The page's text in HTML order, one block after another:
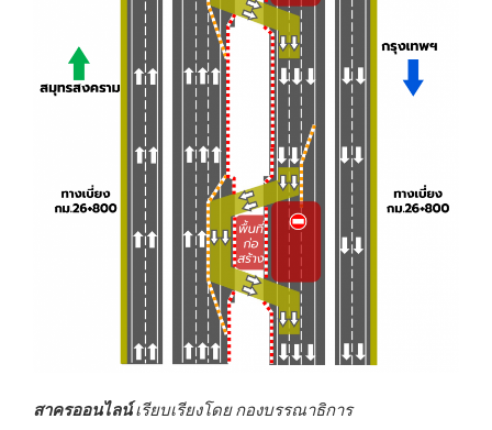
สาครออนไลน์เรียบเรียงโดย กองบรรณาธิการ